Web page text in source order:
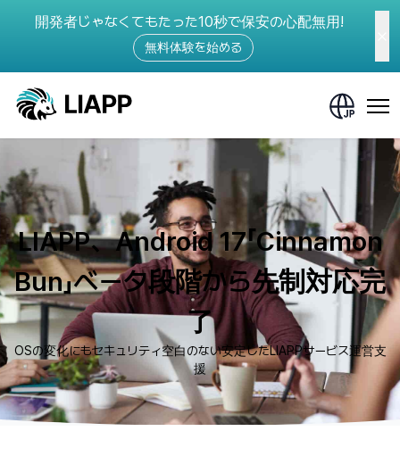
開発者じゃなくてもたった10秒で保安の心配無用!
無料体験を始める
LIAPP、Android 17「Cinnamon
Bun」ベータ段階から先制対応完
了
OSの変化にもセキュリティ空白のない安定したLIAPPサービス運営支
援